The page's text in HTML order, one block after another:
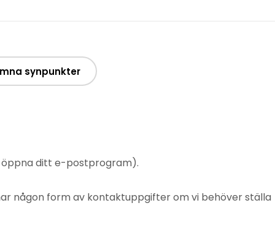
synpunkter
ditt e-postprogram).
någon form av kontaktuppgifter om vi behöver ställa